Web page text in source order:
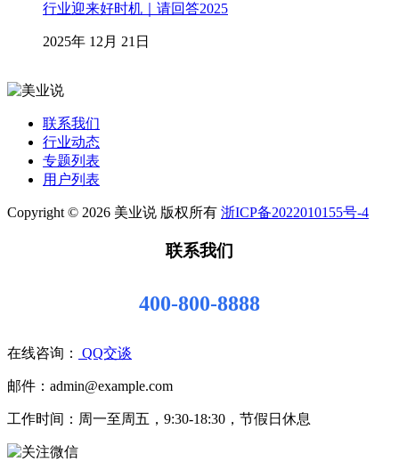
行业迎来好时机｜请回答2025
2025年 12月 21日
联系我们
行业动态
专题列表
用户列表
Copyright © 2026 美业说 版权所有 浙ICP备2022010155号-4
联系我们
400-800-8888
在线咨询： QQ交谈
邮件：admin@example.com
工作时间：周一至周五，9:30-18:30，节假日休息